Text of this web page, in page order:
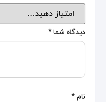
دیدگاه شما*
نام *